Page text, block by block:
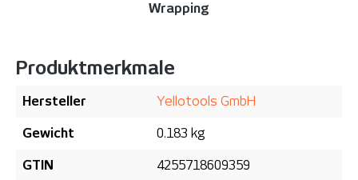
Wrapping
Produktmerkmale
Hersteller Yellotools GmbH
Gewicht 0.183 kg
GTIN 4255718609359